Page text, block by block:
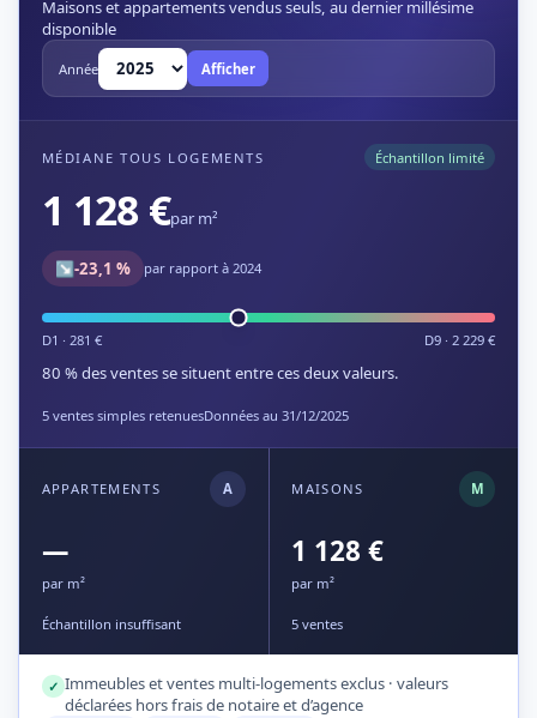
Maisons et appartements vendus seuls, au dernier millésime
disponible
Année Afficher
MÉDIANE TOUS LOGEMENTS Échantillon limité
1 128 €par m²
↘-23,1 % par rapport à 2024
D1 · 281 € D9 · 2 229 €
80 % des ventes se situent entre ces deux valeurs.
5 ventes simples retenuesDonnées au 31/12/2025
APPARTEMENTS A
—
par m²
Échantillon insuffisant
MAISONS M
1 128 €
par m²
5 ventes
✓ Immeubles et ventes multi-logements exclus · valeurs
déclarées hors frais de notaire et d’agence